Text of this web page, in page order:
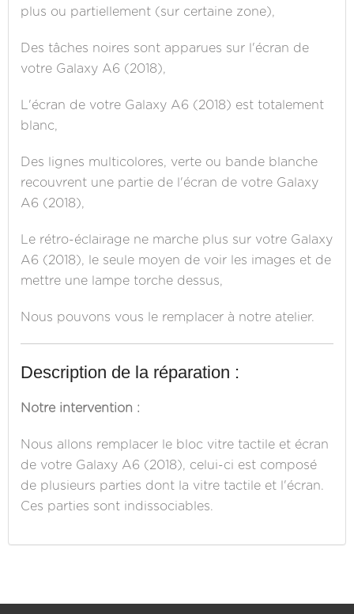
plus ou partiellement (sur certaine zone),
Des tâches noires sont apparues sur l'écran de
votre Galaxy A6 (2018),
L'écran de votre Galaxy A6 (2018) est totalement
blanc,
Des lignes multicolores, verte ou bande blanche
recouvrent une partie de l'écran de votre Galaxy
A6 (2018),
Le rétro-éclairage ne marche plus sur votre Galaxy
A6 (2018), le seule moyen de voir les images et de
mettre une lampe torche dessus,
Nous pouvons vous le remplacer à notre atelier.
Description de la réparation :
Notre intervention :
Nous allons remplacer le bloc vitre tactile et écran
de votre Galaxy A6 (2018), celui-ci est composé
de plusieurs parties dont la vitre tactile et l'écran.
Ces parties sont indissociables.